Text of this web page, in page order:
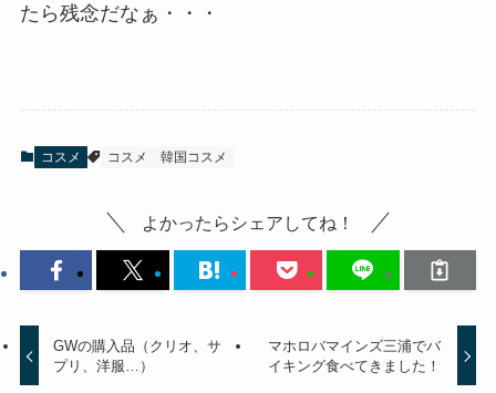
たら残念だなぁ・・・
コスメ コスメ 韓国コスメ
よかったらシェアしてね！
GWの購入品（クリオ、サ
プリ、洋服…）
マホロバマインズ三浦でバ
イキング食べてきました！